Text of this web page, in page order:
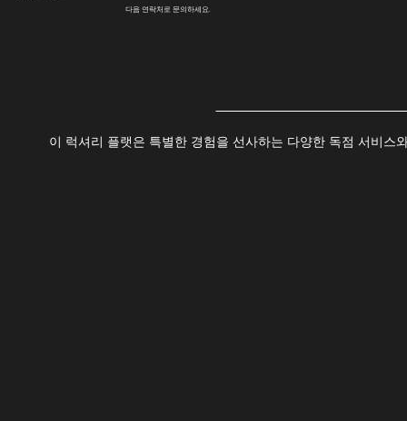
다음 연락처로 문의하세요.
이 럭셔리 플랫은 특별한 경험을 선사하는 다양한 독점 서비스